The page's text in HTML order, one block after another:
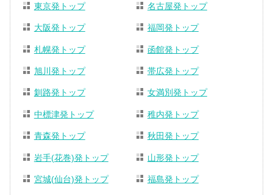
東京発トップ 名古屋発トップ
大阪発トップ 福岡発トップ
札幌発トップ 函館発トップ
旭川発トップ 帯広発トップ
釧路発トップ 女満別発トップ
中標津発トップ 稚内発トップ
青森発トップ 秋田発トップ
岩手(花巻)発トップ 山形発トップ
宮城(仙台)発トップ 福島発トップ